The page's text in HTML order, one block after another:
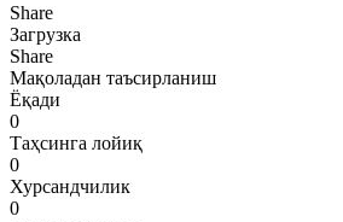
Share
Загрузка
Share
Мақоладан таъсирланиш
Ёқади
0
Таҳсинга лойиқ
0
Хурсандчилик
0